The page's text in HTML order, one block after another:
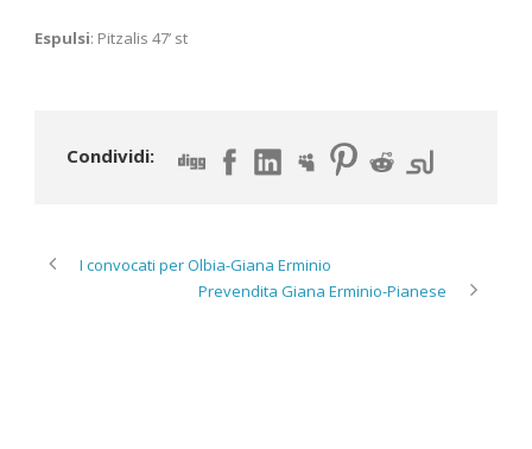
Espulsi: Pitzalis 47’ st
Condividi:
I convocati per Olbia-Giana Erminio
Prevendita Giana Erminio-Pianese